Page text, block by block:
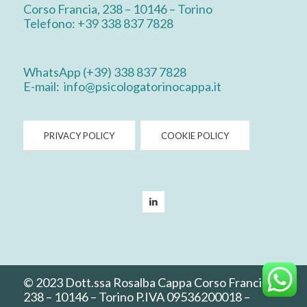
Corso Francia, 238 – 10146 – Torino
Telefono: +39 338 837 7828
WhatsApp (+39) 338 837 7828
E-mail: info@psicologatorinocappa.it
PRIVACY POLICY COOKIE POLICY
© 2023 Dott.ssa Rosalba Cappa Corso Francia,
238 – 10146 – Torino P.IVA 09536200018 –